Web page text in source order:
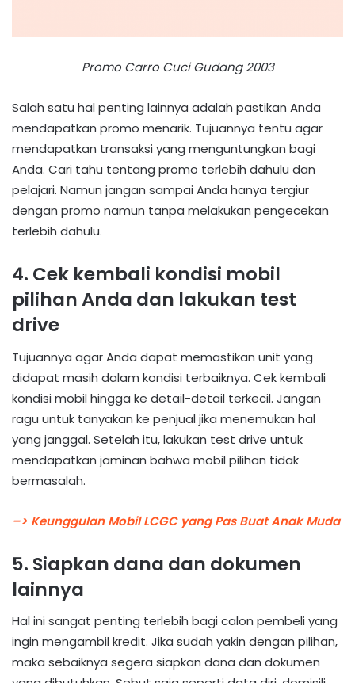
Promo Carro Cuci Gudang 2003
Salah satu hal penting lainnya adalah pastikan Anda
mendapatkan promo menarik. Tujuannya tentu agar
mendapatkan transaksi yang menguntungkan bagi
Anda. Cari tahu tentang promo terlebih dahulu dan
pelajari. Namun jangan sampai Anda hanya tergiur
dengan promo namun tanpa melakukan pengecekan
terlebih dahulu.
4. Cek kembali kondisi mobil
pilihan Anda dan lakukan test
drive
Tujuannya agar Anda dapat memastikan unit yang
didapat masih dalam kondisi terbaiknya. Cek kembali
kondisi mobil hingga ke detail-detail terkecil. Jangan
ragu untuk tanyakan ke penjual jika menemukan hal
yang janggal. Setelah itu, lakukan test drive untuk
mendapatkan jaminan bahwa mobil pilihan tidak
bermasalah.
–> Keunggulan Mobil LCGC yang Pas Buat Anak Muda
5. Siapkan dana dan dokumen
lainnya
Hal ini sangat penting terlebih bagi calon pembeli yang
ingin mengambil kredit. Jika sudah yakin dengan pilihan,
maka sebaiknya segera siapkan dana dan dokumen